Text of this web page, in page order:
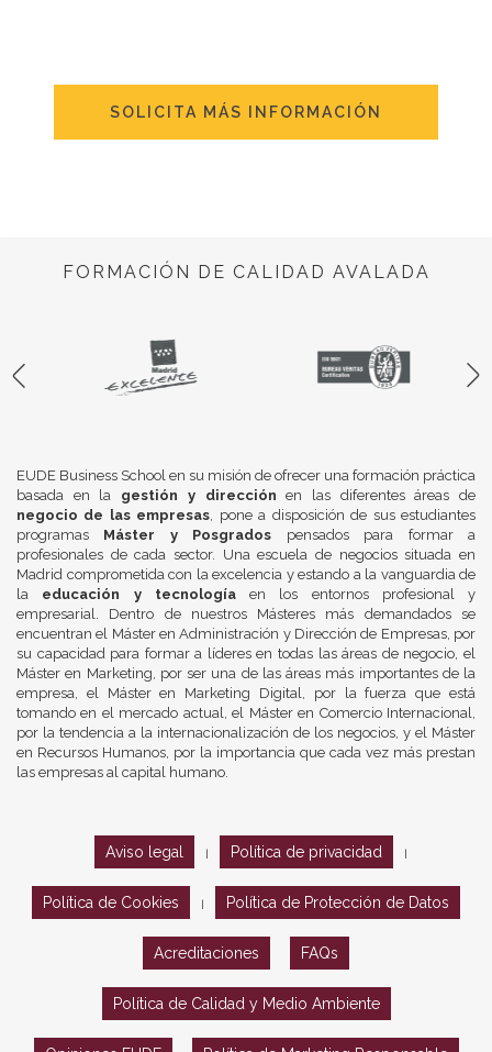
SOLICITA MÁS INFORMACIÓN
FORMACIÓN DE CALIDAD AVALADA
EUDE Business School en su misión de ofrecer una formación práctica
basada en la gestión y dirección en las diferentes áreas de
negocio de las empresas, pone a disposición de sus estudiantes
programas Máster y Posgrados pensados para formar a
profesionales de cada sector. Una escuela de negocios situada en
Madrid comprometida con la excelencia y estando a la vanguardia de
la educación y tecnologíaen los entornos profesional y
empresarial. Dentro de nuestros Másteres más demandados se
encuentran el Máster en Administración y Dirección de Empresas, por
su capacidad para formar a líderes en todas las áreas de negocio, el
Máster en Marketing, por ser una de las áreas más importantes de la
empresa, el Máster en Marketing Digital, por la fuerza que está
tomando en el mercado actual, el Máster en Comercio Internacional,
por la tendencia a la internacionalización de los negocios, y el Máster
en Recursos Humanos, por la importancia que cada vez más prestan
las empresas al capital humano.
Aviso legal Política de privacidad
Política de Cookies Política de Protección de Datos
Acreditaciones FAQs
Política de Calidad y Medio Ambiente